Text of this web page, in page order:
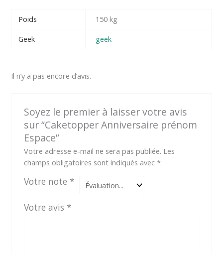
Poids
150 kg
Geek
geek
Il n’y a pas encore d’avis.
Soyez le premier à laisser votre avis
sur “Caketopper Anniversaire prénom
Espace”
Votre adresse e-mail ne sera pas publiée. Les
champs obligatoires sont indiqués avec *
Votre note *
Votre avis *